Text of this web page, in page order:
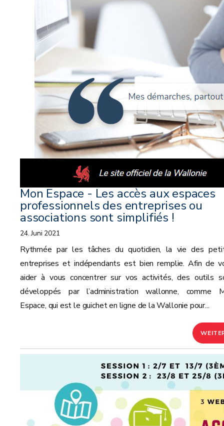
Mon Espace - Les accès aux espaces
professionnels des entreprises ou
associations sont simplifiés !
24. Juni 2021
Rythmée par les tâches du quotidien, la vie des
entreprises et indépendants est bien remplie. Afin de
aider à vous concentrer sur vos activités, des outils
développés par l’administration wallonne, comme
Espace, qui est le guichet en ligne de la Wallonie pour...